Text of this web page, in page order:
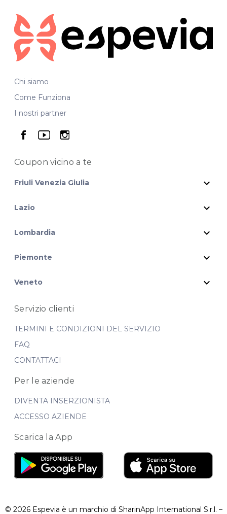
Chi siamo
Come Funziona
I nostri partner
seguici su facebook
seguici su youtube
seguici su instagram
Coupon vicinoa te
Friuli Venezia Giulia expand_more
Lazio expand_more
Lombardia expand_more
Piemonte expand_more
Veneto expand_more
Servizio clienti
TERMINI E CONDIZIONI DEL SERVIZIO
FAQ
CONTATTACI
Per le aziende
DIVENTA INSERZIONISTA
ACCESSO AZIENDE
Scarica la App
© 2026 Espevia è un marchio di SharinApp International S.r.l. –